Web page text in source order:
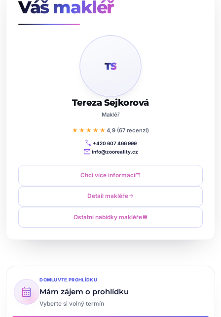
Váš makléř
TS
Tereza Sejkorová
Makléř
★★★★★ 4,9 (67 recenzí)
call +420 607 466 999
mail info@zooreality.cz
Chci více informacímail
Detail makléřearrow_forward
Ostatní nabídky makléřegrid_view
calendar_month
DOMLUVTE PROHLÍDKU
Mám zájem o prohlídku
Vyberte si volný termín